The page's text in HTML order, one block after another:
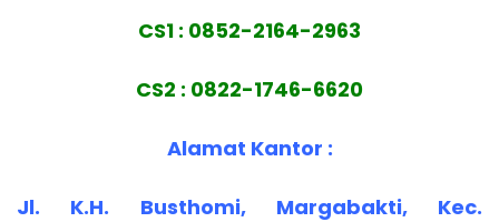
CS1 : 0852-2164-2963
CS2 : 0822-1746-6620
Alamat Kantor :
Jl. K.H. Busthomi, Margabakti, Kec.